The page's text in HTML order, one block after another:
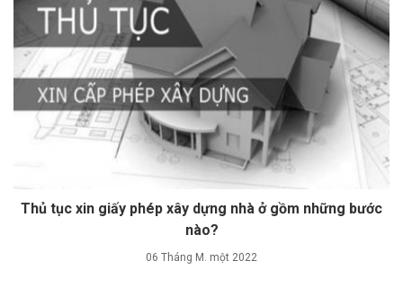
Thủ tục xin giấy phép xây dựng nhà ở gồm những bước
nào?
06 Tháng M. một 2022